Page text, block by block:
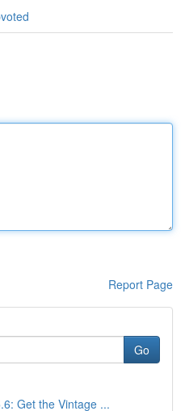
Report Page
Go
Get the Vintage ...